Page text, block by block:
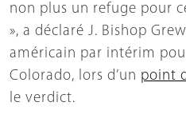
non plus un refuge pour
», a déclaré J. Bishop
américain par intérim
Colorado, lors d’un point
le verdict.